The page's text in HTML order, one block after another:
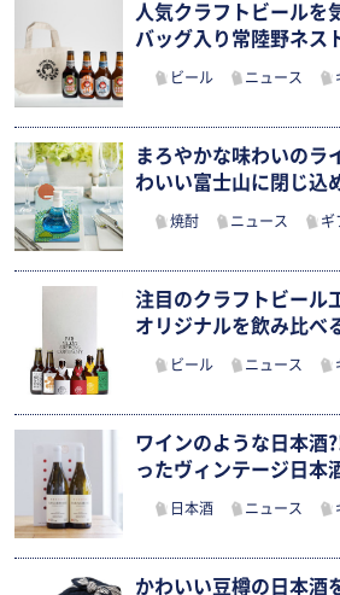
人気クラフトビールを
バッグ入り常陸野ネス
ビール ニュース
まろやかな味わいのラ
わいい富士山に閉じ込
焼酎 ニュース ギ
注目のクラフトビール
オリジナルを飲み比べ
ビール ニュース
ワインのような日本酒
ったヴィンテージ日本
日本酒 ニュース
かわいい豆樽の日本酒